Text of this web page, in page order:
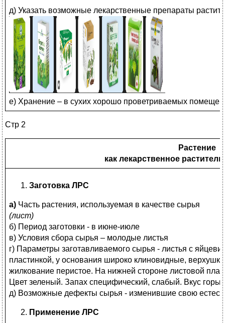
д) Указать возможные лекарственные препараты
е) Хранение – в сухих хорошо проветриваемых
Стр 2
Растение
как лекарственное
Заготовка ЛРС
а) Часть растения, используемая в качестве сырья
(лист)
б) Период заготовки - в июне-июле
в) Условия сбора сырья – молодые листья
г) Параметры заготавливаемого сырья - листья с
пластинкой, у основания широко клиновидные,
жилкование перистое. На нижней стороне листовой
Цвет зеленый. Запах специфический, слабый. Вкус
д) Возможные дефекты сырья - изменившие свою
Применение ЛРС